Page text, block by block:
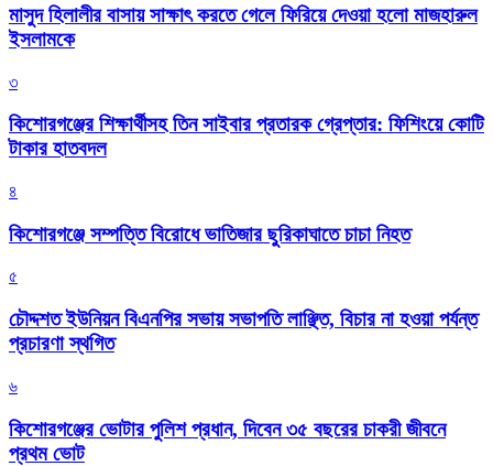
মাসুদ হিলালীর বাসায় সাক্ষাৎ করতে গেলে ফিরিয়ে দেওয়া হলো মাজহারুল
ইসলামকে
৩
কিশোরগঞ্জের শিক্ষার্থীসহ তিন সাইবার প্রতারক গ্রেপ্তার: ফিশিংয়ে কোটি
টাকার হাতবদল
৪
কিশোরগঞ্জে সম্পত্তি বিরোধে ভাতিজার ছুরিকাঘাতে চাচা নিহত
৫
চৌদ্দশত ইউনিয়ন বিএনপির সভায় সভাপতি লাঞ্ছিত, বিচার না হওয়া পর্যন্ত
প্রচারণা স্থগিত
৬
কিশোরগঞ্জের ভোটার পুলিশ প্রধান, দিবেন ৩৫ বছরের চাকরী জীবনে
প্রথম ভোট